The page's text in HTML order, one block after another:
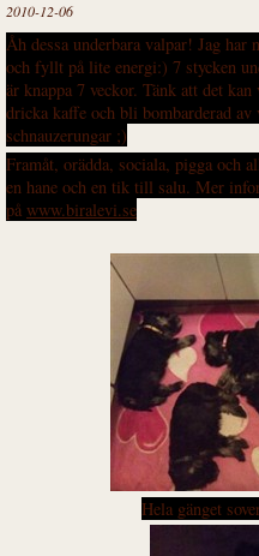
2010-12-06
Åh dessa underbara valpar! Jag
och fyllt på lite energi:) 7 stycken
är knappa 7 veckor. Tänk att det
dricka kaffe och bli bombarderad
schnauzerungar ;)
Framåt, orädda, sociala, pigga och
en hane och en tik till salu. Mer
på www.biralevi.se
Hela gänget